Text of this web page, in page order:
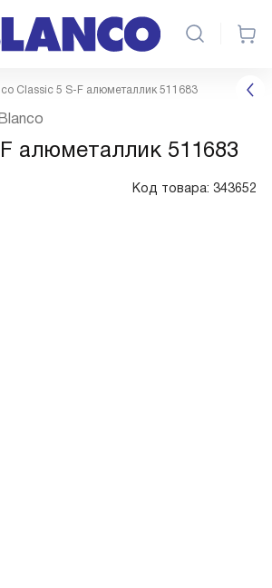
Classic 5 S-F алюметаллик 511683
Код товара: 343652
алюметаллик 511683